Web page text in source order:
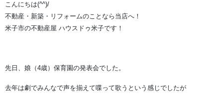
こんにちは(^^)/
不動産・新築・リフォームのことなら当店へ！
米子市の不動産屋 ハウスドゥ米子です！
先日、娘（4歳）保育園の発表会でした。
去年は劇でみんなで声を揃えて喋って歌うという感じでしたが